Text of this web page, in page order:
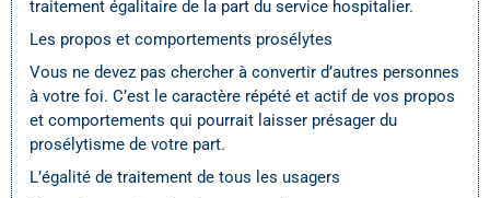
traitement égalitaire de la part du service hospitalier.
Les propos et comportements prosélytes
Vous ne devez pas chercher à convertir d’autres personnes
à votre foi. C’est le caractère répété et actif de vos propos
et comportements qui pourrait laisser présager du
prosélytisme de votre part.
L’égalité de traitement de tous les usagers